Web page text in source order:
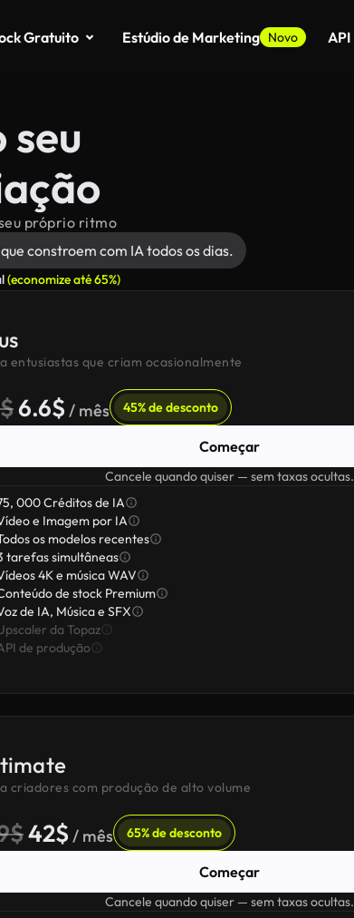
Gratuito Estúdio de Marketing Novo API
seu
próprio ritmo
constroem com IA todos os dias.
(economize até 65%)
entusiastas que criam ocasionalmente
6.6$ / mês 45% de desconto
Começar
Cancele quando quiser — sem taxas ocultas.
000 Créditos de IA
e Imagem por IA
os modelos recentes
tarefas simultâneas
4K e música WAV
de stock Premium
de IA, Música e SFX
da Topaz
de produção
criadores com produção de alto volume
42$ / mês 65% de desconto
Começar
Cancele quando quiser — sem taxas ocultas.